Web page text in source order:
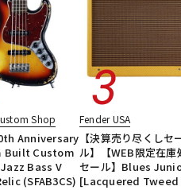
エフェクター
レコーディング機器
プ
II
ベース
フェクター
楽器アクセサリ
Shop
Anniversary
Built Custom
Bass V
(SFAB3CS)
Fender USA
【決算売り尽くしセ
ル】【WEB限定在庫
セール】Blues
[Lacquered